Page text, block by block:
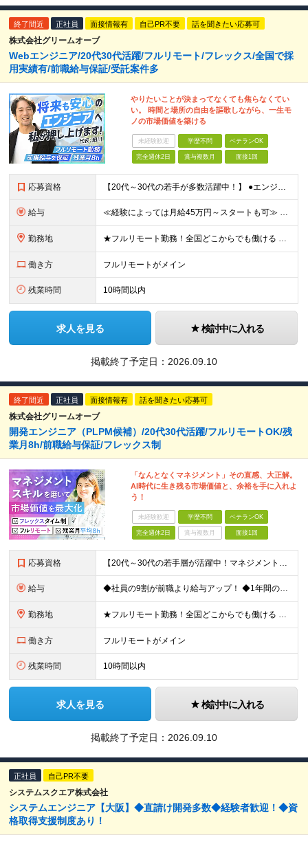
終了間近 正社員 面接情報有 自己PR不要 話を聞きたい応募可
株式会社グリームオーブ
Webエンジニア/20代30代活躍/フルリモート/フレックス/全国で採
用実績有/前職給与保証/受託案件多
やりたいことが決まってなくても焦らなくてい
い。 時間と場所の自由を謳歌しながら、一生モ
ノの市場価値を築ける
未経験歓迎 学歴不問 ベテランOK
完全週休2日 賞与複数月 面接1回
応募資格 【20代～30代の若手が多数活躍中！】 ●エンジニアとして何らかの実務経験をお持ちの方 （言語・年数・フェーズは不問です） ●学歴不問 ≪こんな方にピッタリ！≫ ★PL・PMへステップアップしたい、
給与 ≪経験によっては月給45万円～スタートも可≫ ★1年間の昇給で月給2万～4万円UPも可能！ 月給310,000円～444,000円+賞与年2回 ◆PL経験をお持ちの方は ⇒月給450,000円～
勤務地 ★フルリモート勤務！全国どこからでも働ける 【事業所】 東京都品川区西五反田2-24-4 THE CROSS GOTANDA 1F ＼一人にならない！帰属意識を感じながら働ける／ リモートでもメン
働き方 フルリモートがメイン
残業時間 10時間以内
求人を見る 検討中に入れる
掲載終了予定日： 2026.09.10
終了間近 正社員 面接情報有 話を聞きたい応募可
株式会社グリームオーブ
開発エンジニア（PLPM候補）/20代30代活躍/フルリモートOK/残
業月8h/前職給与保証/フレックス制
「なんとなくマネジメント」その直感、大正解。
AI時代に生き残る市場価値と、余裕を手に入れよ
う！
未経験歓迎 学歴不問 ベテランOK
完全週休2日 賞与複数月 面接1回
応募資格 【20代～30代の若手層が活躍中！マネジメント未経験歓迎】 ●エンジニアとしての実務経験を3年以上お持ちの方 （開発言語や担当フェーズは不問） ●学歴不問 ★「PLやPMにステップアップしたい」 「
給与 ◆社員の9割が前職より給与アップ！ ◆1年間の昇給で月給2万～4万円UPも可能！ 月給450,000円～531,500円+賞与年2回 ※経験・スキルを考慮の上、優遇いたします ※残業代につきまして
勤務地 ★フルリモート勤務！全国どこからでも働ける 【事業所】 東京都品川区西五反田2-24-4 THE CROSS GOTANDA 1F ＼一人にならない！帰属意識を感じながら働ける／ リモートでもメン
働き方 フルリモートがメイン
残業時間 10時間以内
求人を見る 検討中に入れる
掲載終了予定日： 2026.09.10
正社員 自己PR不要
システムスクエア株式会社
システムエンジニア【大阪】◆直請け開発多数◆経験者歓迎！◆資
格取得支援制度あり！